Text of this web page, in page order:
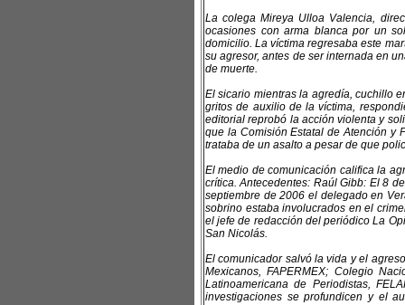
La colega Mireya Ulloa Valencia,
ocasiones con arma blanca por un
domicilio. La víctima regresaba este
su agresor, antes de ser internada en
de muerte.
El sicario mientras la agredía, cuchillo
gritos de auxilio de la víctima,
editorial reprobó la acción violenta y
que la Comisión Estatal de Atención y
trataba de un asalto a pesar de que
El medio de comunicación califica la
crítica. Antecedentes: Raúl Gibb: El 8
septiembre de 2006 el delegado en
sobrino estaba involucrados en el
el jefe de redacción del periódico La
San Nicolás.
El comunicador salvó la vida y el
Mexicanos, FAPERMEX; Colegio
Latinoamericana de Periodistas,
investigaciones se profundicen y el